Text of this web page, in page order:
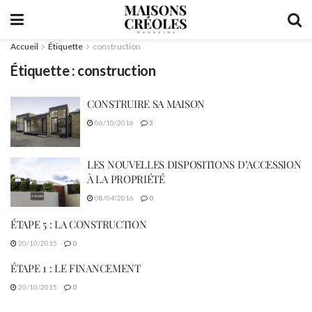
Accueil Étiquette construction
Étiquette : construction
CONSTRUIRE SA MAISON
06/10/2016 3
LES NOUVELLES DISPOSITIONS D’ACCESSION
À LA PROPRIÉTÉ
08/04/2016 0
ÉTAPE 5 : LA CONSTRUCTION
20/10/2015 0
ÉTAPE 1 : LE FINANCEMENT
20/10/2015 0